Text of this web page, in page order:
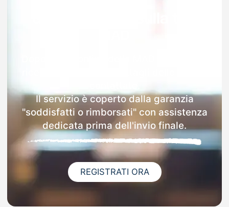
Il servizio è coperto dalla garanzia
"soddisfatti o rimborsati" con assistenza
dedicata prima dell'invio finale.
REGISTRATI ORA